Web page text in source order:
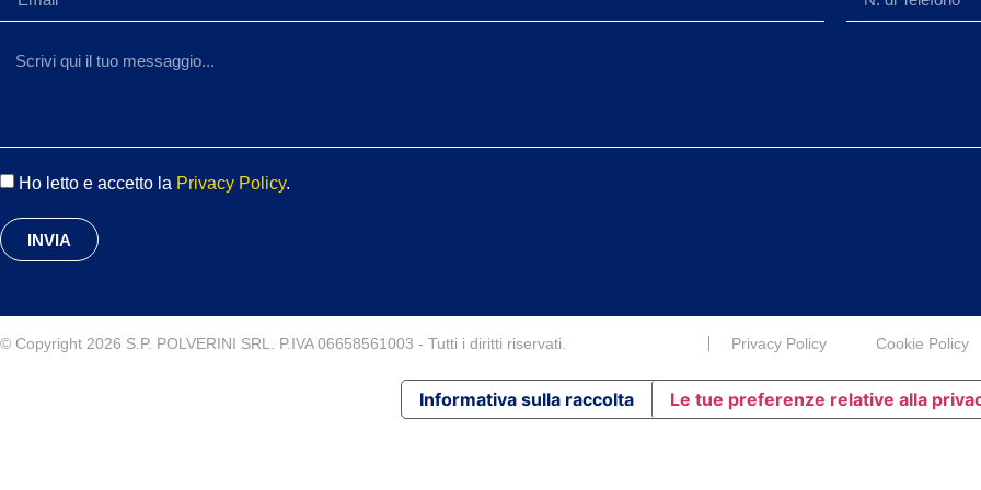
Ho letto e accetto la Privacy Policy.
INVIA
© Copyright 2026 S.P. POLVERINI SRL. P.IVA 06658561003 - Tutti i diritti riservati. Privacy Policy Cookie Policy
Informativa sulla raccolta Le tue preferenze relative alla